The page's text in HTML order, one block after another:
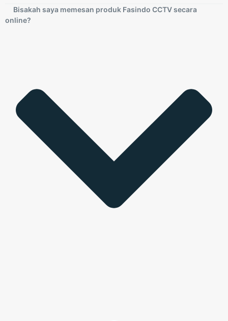
Bisakah saya memesan produk Fasindo CCTV secara
online?